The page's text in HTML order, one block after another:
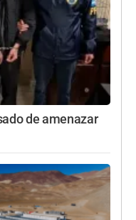
de amenazar